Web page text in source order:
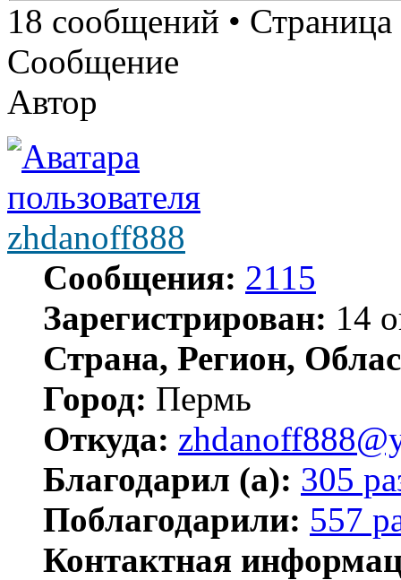
18 сообщений • Страница
Сообщение
Автор
zhdanoff888
Сообщения: 2115
Зарегистрирован: 14
Страна, Регион,
Город: Пермь
Откуда:
Благодарил (а): 305
Поблагодарили: 557
Контактная